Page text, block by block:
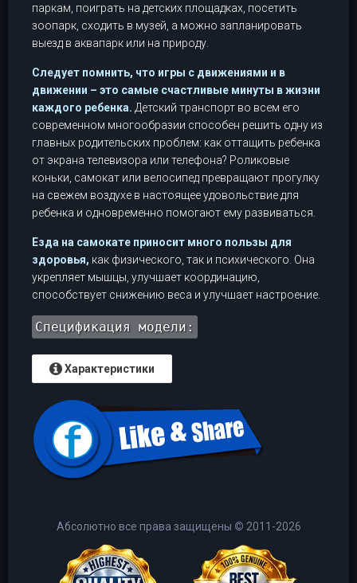
паркам, поиграть на детских площадках, посетить
зоопарк, сходить в музей, а можно запланировать
выезд в аквапарк или на природу.
Следует помнить, что игры с движениями и в
движении – это самые счастливые минуты в жизни
каждого ребенка. Детский транспорт во всем его
современном многообразии способен решить одну из
главных родительских проблем: как оттащить ребенка
от экрана телевизора или телефона? Роликовые
коньки, самокат или велосипед превращают прогулку
на свежем воздухе в настоящее удовольствие для
ребенка и одновременно помогают ему развиваться.
Езда на самокате приносит много пользы для
здоровья, как физического, так и психического. Она
укрепляет мышцы, улучшает координацию,
способствует снижению веса и улучшает настроение.
Спецификация модели:
Характеристики
Абсолютно все права защищены © 2011-2026